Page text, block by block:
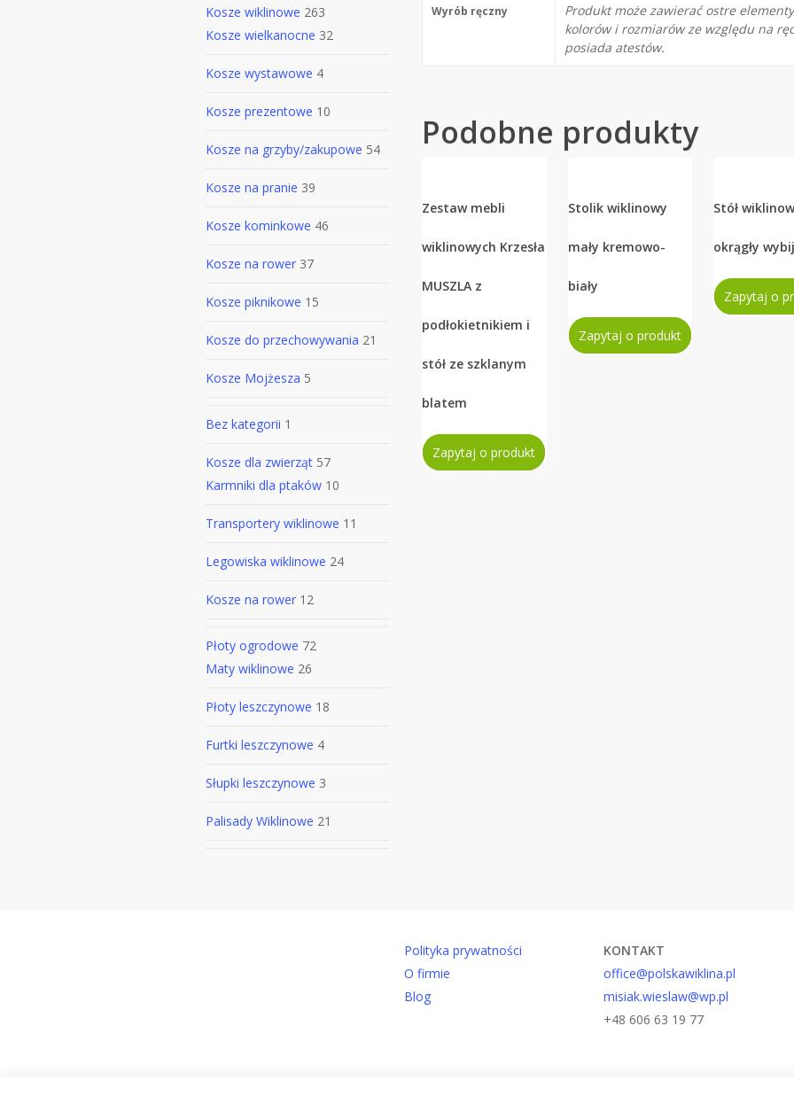
Kosze wiklinowe 263
Kosze wielkanocne 32
Kosze wystawowe 4
Kosze prezentowe 10
Kosze na grzyby/zakupowe 54
Kosze na pranie 39
Kosze kominkowe 46
Kosze na rower 37
Kosze piknikowe 15
Kosze do przechowywania 21
Kosze Mojżesza 5
Bez kategorii 1
Kosze dla zwierząt 57
Karmniki dla ptaków 10
Transportery wiklinowe 11
Legowiska wiklinowe 24
Kosze na rower 12
Płoty ogrodowe 72
Maty wiklinowe 26
Płoty leszczynowe 18
Furtki leszczynowe 4
Słupki leszczynowe 3
Palisady Wiklinowe 21
Wyrób ręczny
Produkt może zawierać ostre
kolorów i rozmiarów ze względu na
posiada atestów.
Podobne produkty
Zestaw mebli
wiklinowych Krzesła
MUSZLA z
podłokietnikiem i
stół ze szklanym
blatem
Zapytaj o produkt
Stolik wiklinowy
mały kremowo-
biały
Zapytaj o produkt
Stół
okrągły
Zapytaj o
Polityka prywatności
O firmie
Blog
KONTAKT
office@polskawiklina.pl
misiak.wieslaw@wp.pl
+48 606 63 19 77